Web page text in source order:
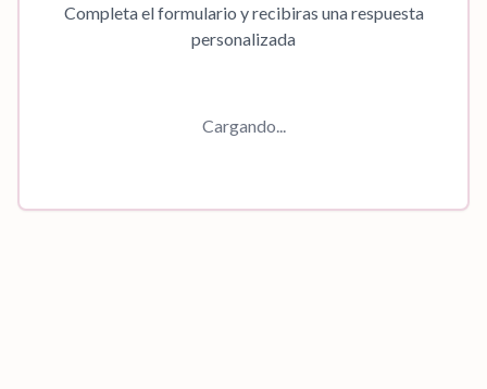
Completa el formulario y recibiras una respuesta
personalizada
Cargando...